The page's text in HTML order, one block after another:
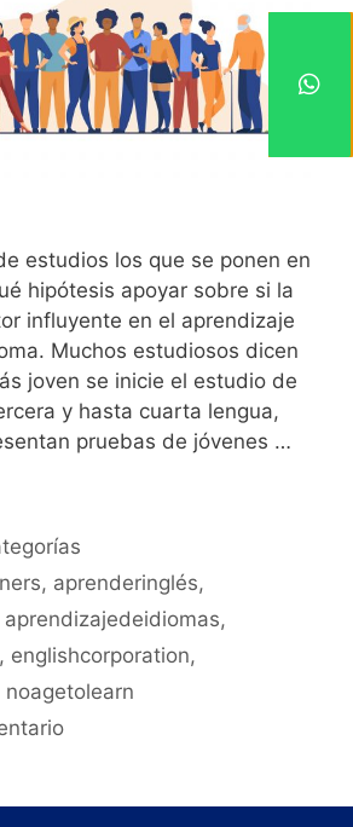
estudios los que se ponen en
hipótesis apoyar sobre si la
influyente en el aprendizaje
Muchos estudiosos dicen
joven se inicie el estudio de
y hasta cuarta lengua,
pruebas de jóvenes …
, aprenderinglés,
aprendizajedeidiomas,
, englishcorporation,
noagetolearn